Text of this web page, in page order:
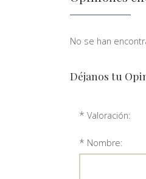
No se han
Déjanos tu
* Valoración:
* Nombre: